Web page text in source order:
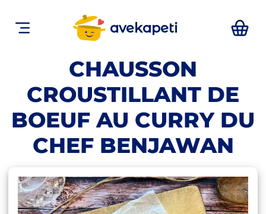
avekapeti
CHAUSSON
CROUSTILLANT DE
BOEUF AU CURRY DU
CHEF BENJAWAN